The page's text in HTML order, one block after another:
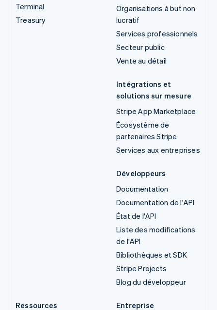
Terminal
Treasury
Organisations à but non
lucratif
Services professionnels
Secteur public
Vente au détail
Intégrations et
solutions sur mesure
Stripe App Marketplace
Écosystème de
partenaires Stripe
Services aux entreprises
Développeurs
Documentation
Documentation de l'API
État de l'API
Liste des modifications
de l'API
Bibliothèques et SDK
Stripe Projects
Blog du développeur
Ressources
Entreprise